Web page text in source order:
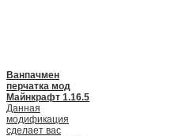
Ванпачмен
перчатка мод
Майнкрафт 1.16.5
Данная
модификация
сделает вас